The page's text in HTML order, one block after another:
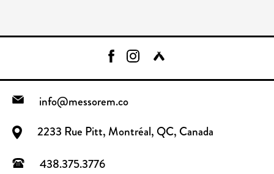
info@messorem.co
2233 Rue Pitt, Montréal, QC, Canada
438.375.3776